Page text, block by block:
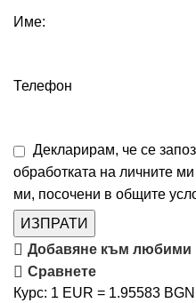
Име:
Телефон
Декларирам, че се
обработката на личните
ми, посочени в общите
ИЗПРАТИ
Добавяне към любими
Сравнете
Курс: 1 EUR = 1.95583 BGN